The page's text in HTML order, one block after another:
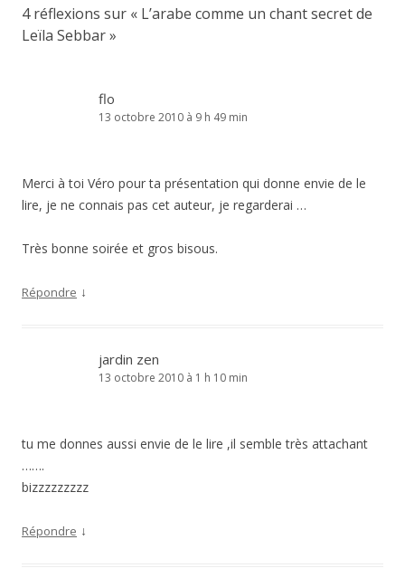
4 réflexions sur « L’arabe comme un chant secret de
Leïla Sebbar»
flo
13 octobre 2010 à 9 h 49 min
Merci à toi Véro pour ta présentation qui donne envie de le
lire, je ne connais pas cet auteur, je regarderai …
Très bonne soirée et gros bisous.
Répondre ↓
jardin zen
13 octobre 2010 à 1 h 10 min
tu me donnes aussi envie de le lire ,il semble très attachant
…….
bizzzzzzzzz
Répondre ↓